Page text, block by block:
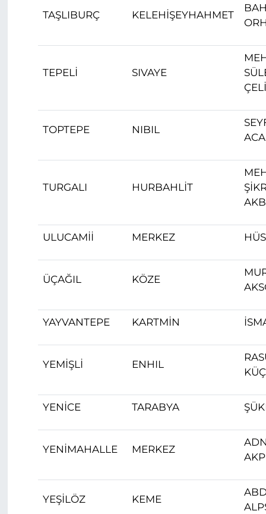
TAŞLIBURÇ KELEHİŞEYHAHMET
TEPELİ SIVAYE
TOPTEPE NIBIL
TURGALI HURBAHLİT
ULUCAMİİ MERKEZ
ÜÇAĞIL KÖZE
YAYVANTEPE KARTMİN
YEMİŞLİ ENHIL
YENİCE TARABYA
YENİMAHALLE MERKEZ
YEŞİLÖZ KEME